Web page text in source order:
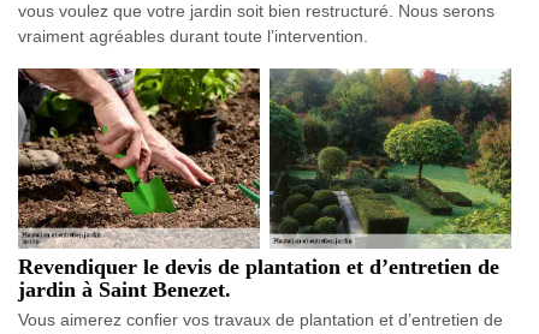
vous voulez que votre jardin soit bien restructuré. Nous serons
vraiment agréables durant toute l’intervention.
Revendiquer le devis de plantation et d’entretien de
jardin à Saint Benezet.
Vous aimerez confier vos travaux de plantation et d’entretien de